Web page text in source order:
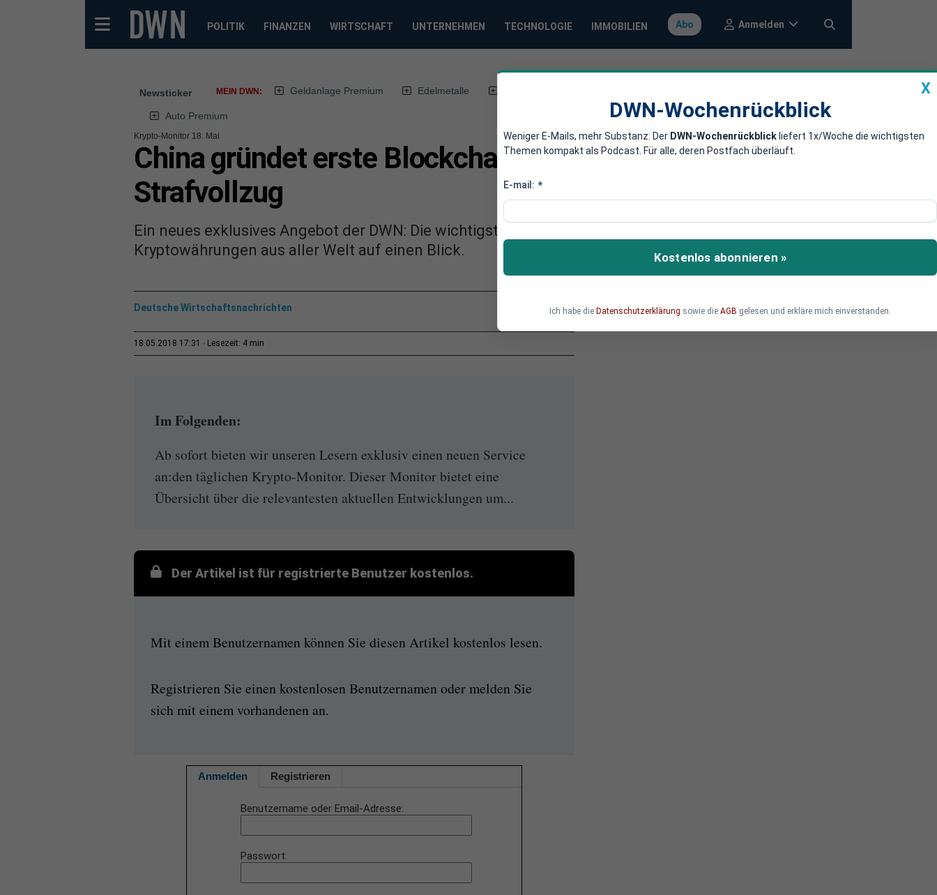
POLITIK FINANZEN WIRTSCHAFT UNTERNEHMEN TECHNOLOGIE IMMOBILIEN Abo Anmelden
Newsticker MEIN DWN: Geldanlage Premium Edelmetalle
Auto Premium
Krypto-Monitor 18. Mai
China gründet erste Blockchain-Plattform für den
Strafvollzug
Ein neues exklusives Angebot der DWN: Die wichtigsten Nachrichten über Bitcoin und
Kryptowährungen aus aller Welt auf einen Blick.
Deutsche Wirtschaftsnachrichten
18.05.2018 17:31 Lesezeit: 4 min
Im Folgenden:
Ab sofort bieten wir unseren Lesern exklusiv einen neuen Service
an:den täglichen Krypto-Monitor. Dieser Monitor bietet eine
Übersicht über die relevantesten aktuellen Entwicklungen um...
Der Artikel ist für registrierte Benutzer kostenlos.
Mit einem Benutzernamen können Sie diesen Artikel kostenlos lesen.
Registrieren Sie einen kostenlosen Benutzernamen oder melden Sie
sich mit einem vorhandenen an.
Anmelden Registrieren
Benutzername oder Email-Adresse
Passwort
X
DWN-Wochenrückblick
Weniger E-Mails, mehr Substanz: Der DWN-Wochenrückblick liefert 1x/Woche die wichtigsten
Themen kompakt als Podcast. Für alle, deren Postfach überläuft.
E-mail: *
Kostenlos abonnieren »
Ich habe die Datenschutzerklärung sowie die AGB gelesen und erkläre mich einverstanden.